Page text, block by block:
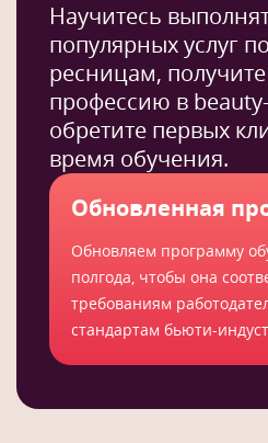
Научитесь
популярных услуг
ресницам,
профессию в
обретите первых
время обучения.
Обновленная
Обновляем программу
полгода, чтобы она
требованиям
стандартам бьюти-